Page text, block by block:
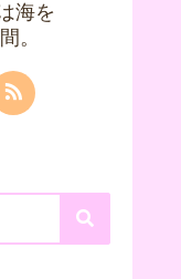
海を
。